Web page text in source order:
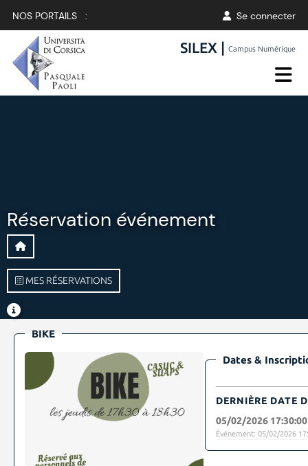
NOS PORTAILS : Se connecter
SILEX |Campus Numérique
Réservation événement
MES RÉSERVATIONS
BIKE
Dates &
DERNIÈRE DATE
05/02/2026 17:30:00
Événement: 05/02/2026